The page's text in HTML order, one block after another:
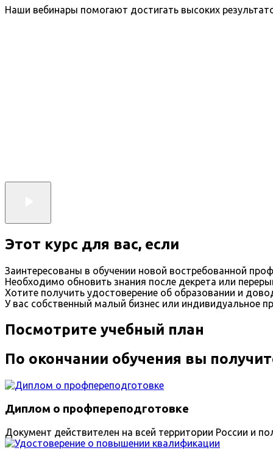
Наши вебинары помогают достигать высоких
Этот курс для вас, если
Заинтересованы в обучении новой востребованной
Необходимо обновить знания после декрета или
Хотите получить удостоверение об образовании и
У вас собственный малый бизнес или индивидуальное
Посмотрите учебный план
По окончании обучения вы
Диплом о профпереподготовке
Документ действителен на всей территории России и